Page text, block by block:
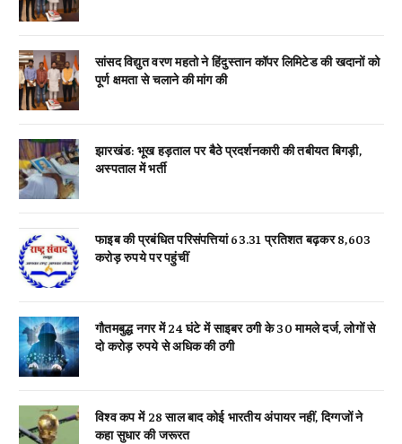
सांसद विद्युत वरण महतो ने हिंदुस्तान कॉपर लिमिटेड की खदानों को
पूर्ण क्षमता से चलाने की मांग की
झारखंड: भूख हड़ताल पर बैठे प्रदर्शनकारी की तबीयत बिगड़ी,
अस्पताल में भर्ती
फाइब की प्रबंधित परिसंपत्तियां 63.31 प्रतिशत बढ़कर 8,603
करोड़ रुपये पर पहुंचीं
गौतमबुद्ध नगर में 24 घंटे में साइबर ठगी के 30 मामले दर्ज, लोगों से
दो करोड़ रुपये से अधिक की ठगी
विश्व कप में 28 साल बाद कोई भारतीय अंपायर नहीं, दिग्गजों ने
कहा सुधार की जरूरत